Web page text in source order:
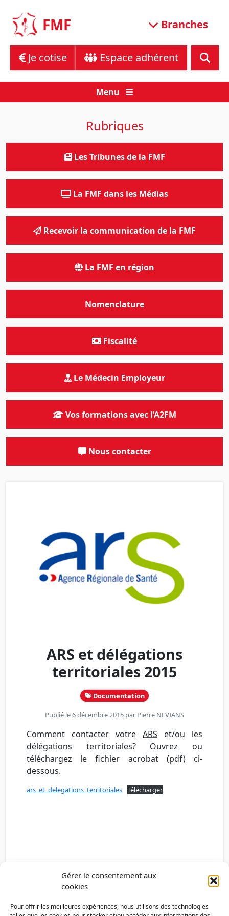
Gérer le consentement aux
cookies
Pour offrir les meilleures expériences, nous utilisons des technologies
content
FMF Branches
Je cotise Espace adhérent
Menu
ARS et délégations
territoriales 2015
Documentation
Publié le 6 décembre 2015 par Pierre NEVIANS
Comment contacter votre ARS et/ou les
délégations territoriales? Ouvrez ou
téléchargez le fichier acrobat (pdf) ci-
dessous.
ars_et_delegations_territoriales Télécharger
Rubriques
Les Tribunes de la FMF
La FMF dans les Médias
Recevoir la communication de la FMF
La FMF en région
Nomenclature
Fiscalité
Le Médecin Employeur
Vos formations avec l’A2FM
Nous contacter